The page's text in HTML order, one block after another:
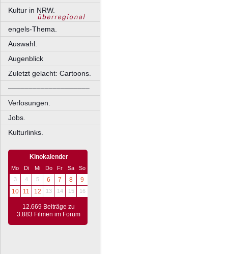
Kultur in NRW.
engels-Thema.
Auswahl.
Augenblick
Zuletzt gelacht: Cartoons.
––––––––––––––––––––
Verlosungen.
Jobs.
Kulturlinks.
Kinokalender
Mo Di Mi Do Fr Sa
So
3
4 5 6 7 8
9
10
11 12 13 14 15 16
12.669 Beiträge zu
3.883 Filmen im Forum